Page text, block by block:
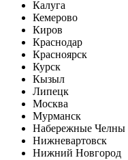
Калуга
Кемерово
Киров
Краснодар
Красноярск
Курск
Кызыл
Липецк
Москва
Мурманск
Набережные Челны
Нижневартовск
Нижний Новгород